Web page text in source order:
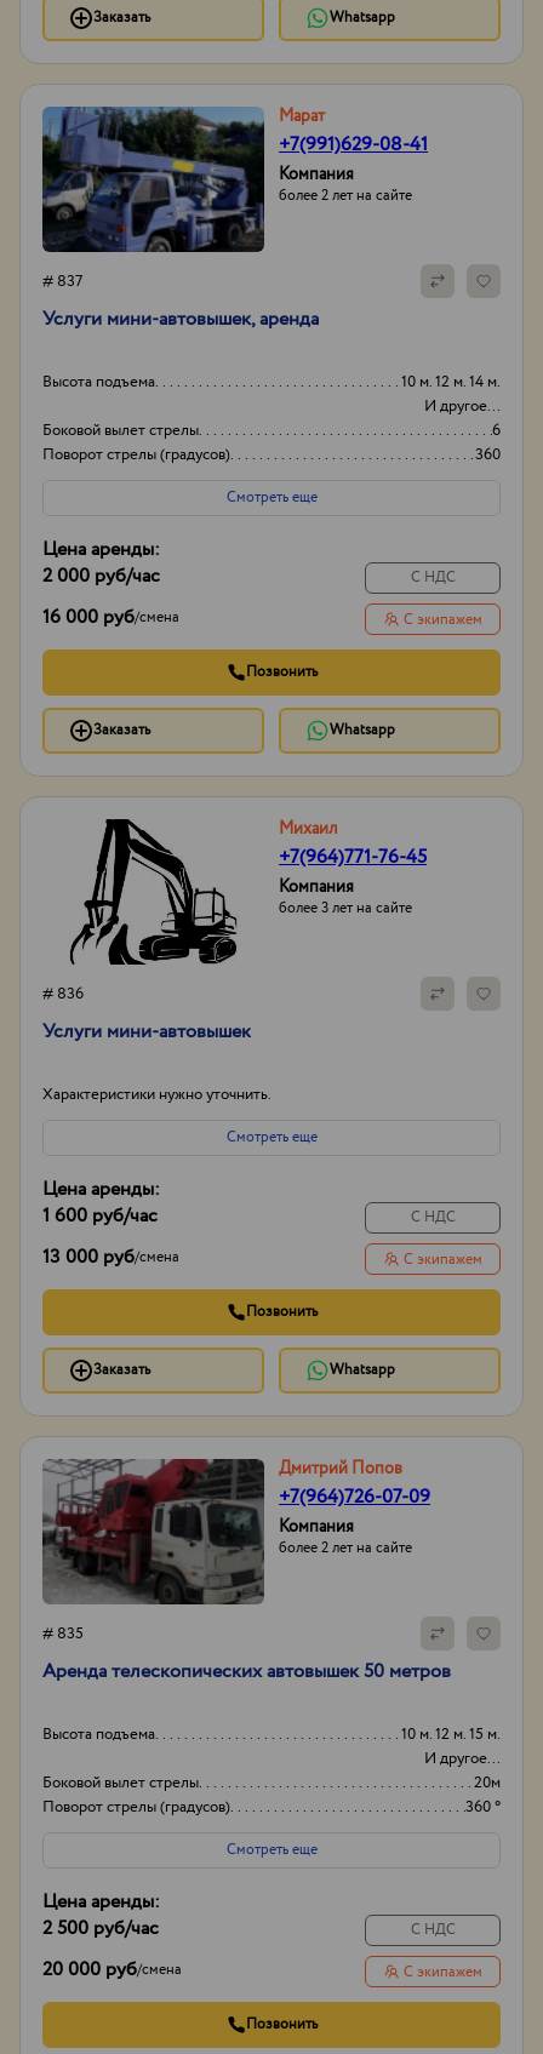
Заказать Whatsapp
Марат
+7(991)629-08-41
Компания
более 2 лет на сайте
# 837
Услуги мини-автовышек, аренда
Высота подъема
10 м. 12 м. 14 м.
И другое...
Боковой вылет стрелы
6
Поворот стрелы (градусов)
360
Грузоподьемность корзины:
200кг
Смотреть еще
Цена аренды:
2 000 руб/час
16 000 руб/смена
С НДС
С экипажем
Позвонить
Заказать Whatsapp
Михаил
+7(964)771-76-45
Компания
более 3 лет на сайте
# 836
Услуги мини-автовышек
Характеристики нужно уточнить.
Смотреть еще
Цена аренды:
1 600 руб/час
13 000 руб/смена
С НДС
С экипажем
Позвонить
Заказать Whatsapp
Дмитрий Попов
+7(964)726-07-09
Компания
более 2 лет на сайте
# 835
Аренда телескопических автовышек 50 метров
Высота подъема
10 м. 12 м. 15 м.
И другое...
Боковой вылет стрелы
20м
Поворот стрелы (градусов)
360 °
Грузоподьемность корзины:
300 кг
Смотреть еще
Цена аренды:
2 500 руб/час
20 000 руб/смена
С НДС
С экипажем
Позвонить